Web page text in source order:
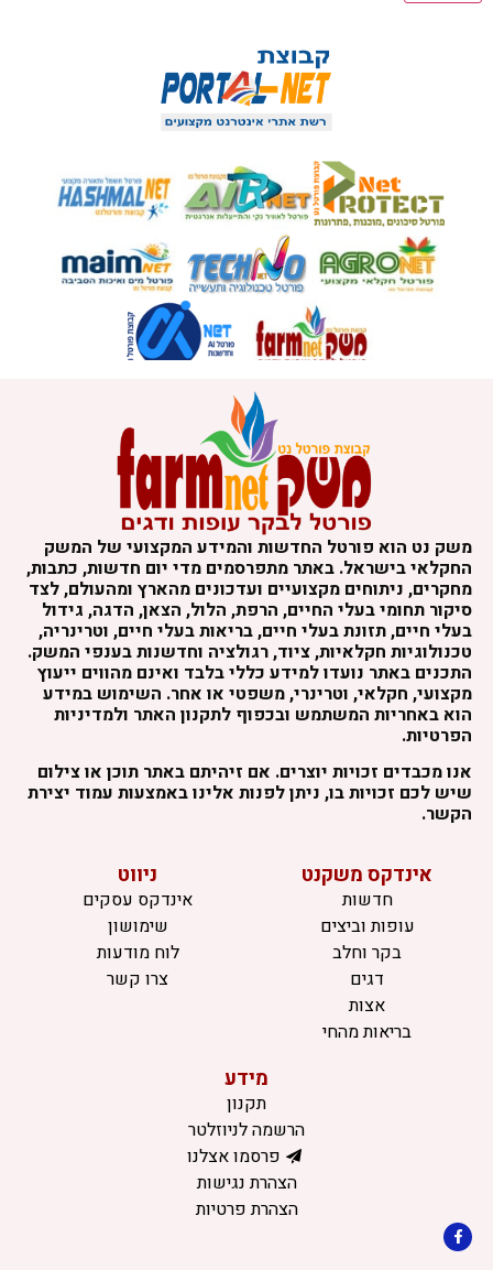
משק נט הוא פורטל החדשות והמידע המקצועי של המשק
החקלאי בישראל. באתר מתפרסמים מדי יום חדשות, כתבות,
מחקרים, ניתוחים מקצועיים ועדכונים מהארץ ומהעולם, לצד
סיקור תחומי בעלי החיים, הרפת, הלול, הצאן, הדגה, גידול
בעלי חיים, תזונת בעלי חיים, בריאות בעלי חיים, וטרינריה,
טכנולוגיות חקלאיות, ציוד, רגולציה וחדשנות בענפי המשק.
התכנים באתר נועדו למידע כללי בלבד ואינם מהווים ייעוץ
מקצועי, חקלאי, וטרינרי, משפטי או אחר. השימוש במידע
הוא באחריות המשתמש ובכפוף לתקנון האתר ולמדיניות
הפרטיות.
אנו מכבדים זכויות יוצרים. אם זיהיתם באתר תוכן או צילום
שיש לכם זכויות בו, ניתן לפנות אלינו באמצעות עמוד יצירת
הקשר.
אינדקס משקנט
חדשות
עופות וביצים
בקר וחלב
דגים
אצות
בריאות מהחי
ניווט
אינדקס עסקים
שימושון
לוח מודעות
צרו קשר
מידע
תקנון
הרשמה לניוזלטר
פרסמו אצלנו
הצהרת נגישות
הצהרת פרטיות